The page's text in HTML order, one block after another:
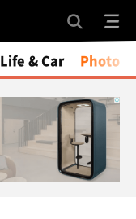
Life & Car Photo